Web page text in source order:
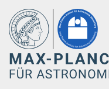
Hauptinhalt